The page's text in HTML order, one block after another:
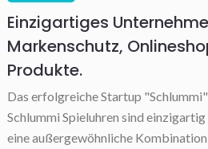
Einzigartiges
Markenschutz,
Produkte.
Das erfolgreiche Startup
Schlummi Spieluhren sind
eine außergewöhnliche